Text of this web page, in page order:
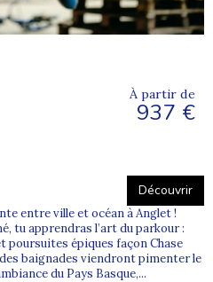
À partir de
937 €
Découvrir
entre ville et océan à Anglet !
tu apprendras l’art du parkour :
poursuites épiques façon Chase
baignades viendront pimenter le
du Pays Basque,...